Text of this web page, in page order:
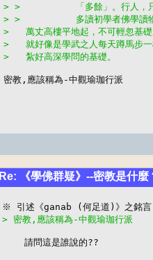
> >          「多餘」。行人，只
> >          多讀初學者佛學讀
>   萬丈高樓平地起，不可輕忽基礎
>   就好像是學武之人每天蹲馬
>   紮好高深學問的基礎。
密教,應該稱為-中觀瑜珈行派
Re: 《學佛群疑》--密教是什麼
> 密教,應該稱為-中觀瑜珈行派
    請問這是誰說的??